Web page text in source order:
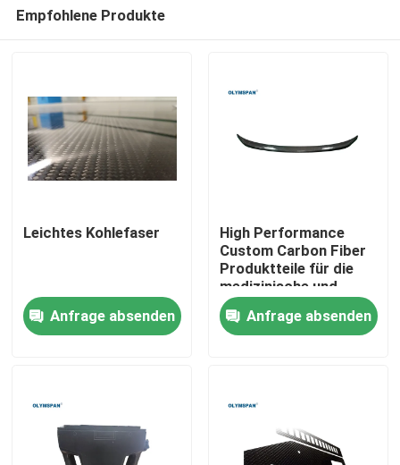
Zu Hause
Videos
Empfohlene Produkte
Leichtes Kohlefaser
Anfrage absenden
High Performance
Custom Carbon Fiber
Produktteile für die
medizinische und
Automobilindustrie
Anfrage absenden